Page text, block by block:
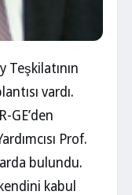
Teşkilatının
vardı.
GE’den
Prof.
bulundu.
kabul